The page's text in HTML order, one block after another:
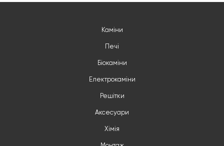
Каміни
Печі
Біокаміни
Електрокаміни
Решітки
Аксесуари
Хімія